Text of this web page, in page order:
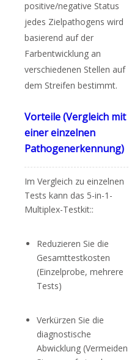
positive/negative Status
jedes Zielpathogens wird
basierend auf der
Farbentwicklung an
verschiedenen Stellen auf
dem Streifen bestimmt.
Vorteile (Vergleich mit
einer einzelnen
Pathogenerkennung)
Im Vergleich zu einzelnen
Tests kann das 5-in-1-
Multiplex-Testkit::
Reduzieren Sie die
Gesamttestkosten
(Einzelprobe, mehrere
Tests)
Verkürzen Sie die
diagnostische
Abwicklung (Vermeiden